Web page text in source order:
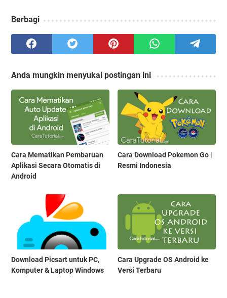
Berbagi
Anda mungkin menyukai postingan ini
Cara Mematikan Pembaruan
Aplikasi Secara Otomatis di
Android
Cara Download Pokemon Go |
Resmi Indonesia
Download Picsart untuk PC,
Komputer & Laptop Windows
Cara Upgrade OS Android ke
Versi Terbaru